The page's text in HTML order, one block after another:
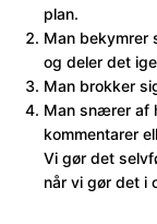
plan.
Man bekymrer
og deler det
Man brokker
Man snærer af
kommentarer
Vi gør det
når vi gør det i